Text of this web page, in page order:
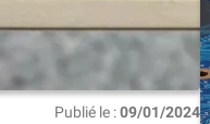
Publié le :09/01/2024